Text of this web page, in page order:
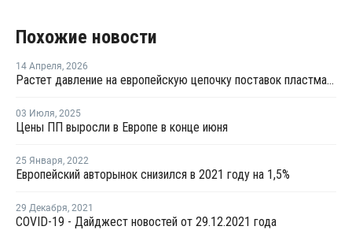
Похожие новости
14 Апреля, 2026
Растет давление на европейскую цепочку поставок пластмасс
03 Июля, 2025
Цены ПП выросли в Европе в конце июня
25 Января, 2022
Европейский авторынок снизился в 2021 году на 1,5%
29 Декабря, 2021
COVID-19 - Дайджест новостей от 29.12.2021 года